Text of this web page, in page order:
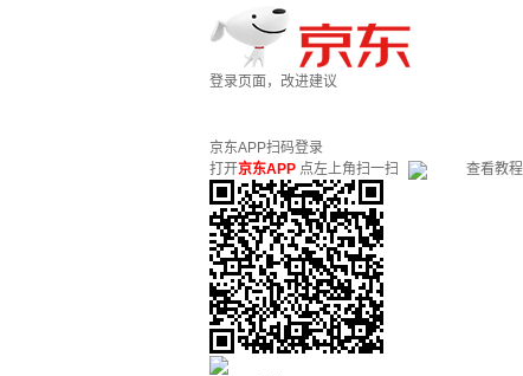
登录页面，改进建议
京东APP扫码登录
打开京东APP 点左上角扫一扫 查看教程